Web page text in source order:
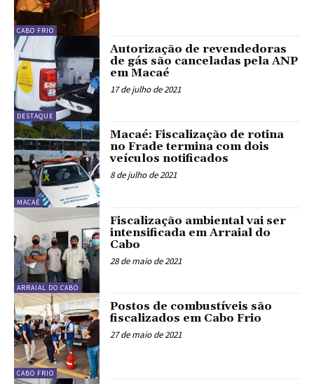
CABO FRIO
DESTAQUE
Autorização de revendedoras
de gás são canceladas pela ANP
em Macaé
17 de julho de 2021
MACAÉ
Macaé: Fiscalização de rotina
no Frade termina com dois
veículos notificados
8 de julho de 2021
ARRAIAL DO CABO
Fiscalização ambiental vai ser
intensificada em Arraial do
Cabo
28 de maio de 2021
CABO FRIO
Postos de combustíveis são
fiscalizados em Cabo Frio
27 de maio de 2021